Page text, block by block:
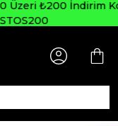
İndirim Kodu: